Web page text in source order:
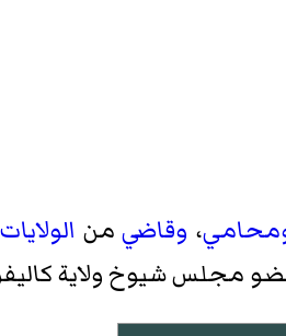
، وقاضيمن
مجلس شيوخ ولاية